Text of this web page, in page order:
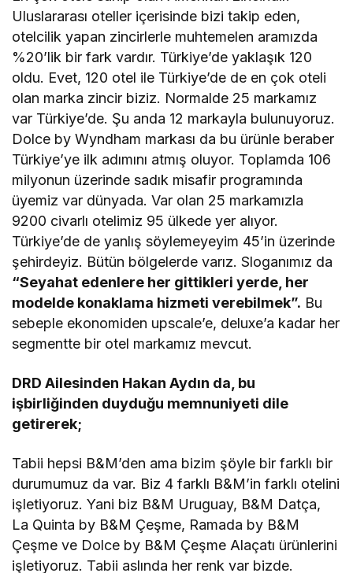
Uluslararası oteller içerisinde bizi takip eden,
otelcilik yapan zincirlerle muhtemelen aramızda
%20’lik bir fark vardır. Türkiye’de yaklaşık 120
oldu. Evet, 120 otel ile Türkiye’de de en çok oteli
olan marka zincir biziz. Normalde 25 markamız
var Türkiye’de. Şu anda 12 markayla bulunuyoruz.
Dolce by Wyndham markası da bu ürünle beraber
Türkiye’ye ilk adımını atmış oluyor. Toplamda 106
milyonun üzerinde sadık misafir programında
üyemiz var dünyada. Var olan 25 markamızla
9200 civarlı otelimiz 95 ülkede yer alıyor.
Türkiye’de de yanlış söylemeyeyim 45’in üzerinde
şehirdeyiz. Bütün bölgelerde varız. Sloganımız da
“Seyahat edenlere her gittikleri yerde, her
modelde konaklama hizmeti verebilmek”. Bu
sebeple ekonomiden upscale’e, deluxe’a kadar her
segmentte bir otel markamız mevcut.
DRD Ailesinden Hakan Aydın da, bu
işbirliğinden duyduğu memnuniyeti dile
getirerek;
Tabii hepsi B&M’den ama bizim şöyle bir farklı bir
durumumuz da var. Biz 4 farklı B&M’in farklı otelini
işletiyoruz. Yani biz B&M Uruguay, B&M Datça,
La Quinta by B&M Çeşme, Ramada by B&M
Çeşme ve Dolce by B&M Çeşme Alaçatı ürünlerini
işletiyoruz. Tabii aslında her renk var bizde.